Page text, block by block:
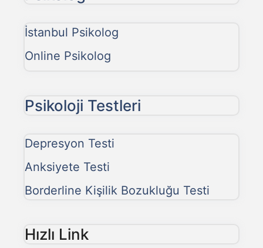
İstanbul Psikolog
Online Psikolog
Psikoloji Testleri
Depresyon Testi
Anksiyete Testi
Borderline Kişilik Bozukluğu Testi
Hızlı Link